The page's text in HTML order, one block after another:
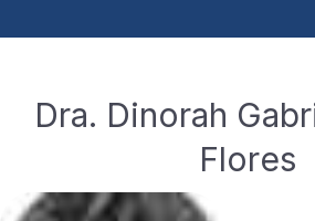
Dra. Dinorah
Flores